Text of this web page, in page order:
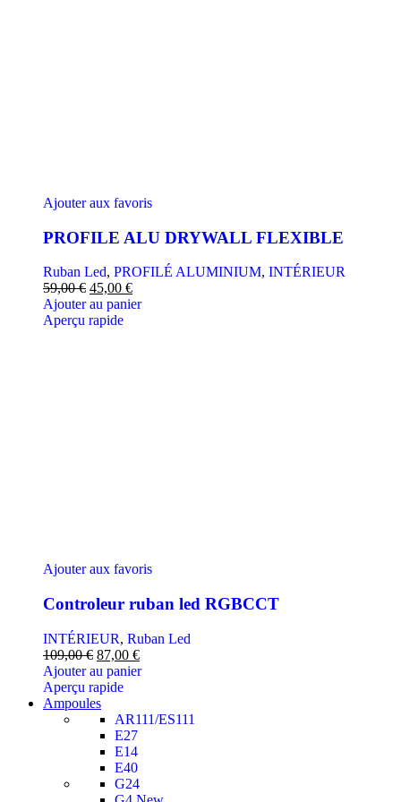
Ajouter aux favoris
PROFILE ALU DRYWALL FLEXIBLE
Ruban Led, PROFILÉ ALUMINIUM, INTÉRIEUR
59,00€ 45,00 €
Ajouter au panier
Aperçu rapide
Ajouter aux favoris
Controleur ruban led RGBCCT
INTÉRIEUR, Ruban Led
109,00€ 87,00 €
Ajouter au panier
Aperçu rapide
Ampoules
AR111/ES111
E27
E14
E40
G24